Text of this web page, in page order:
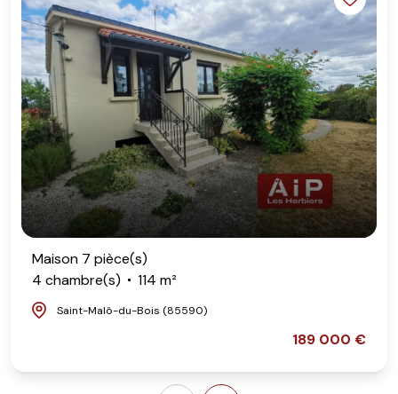
Maison 7 pièce(s)
4 chambre(s)
114 m²
Saint-Malô-du-Bois (85590)
189 000 €